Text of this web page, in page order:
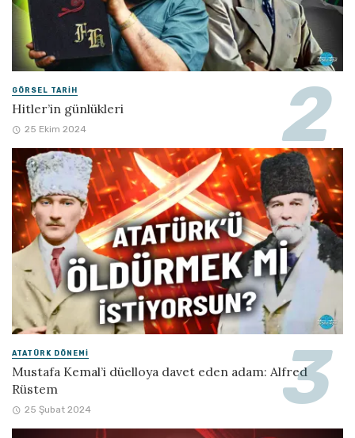
GÖRSEL TARIH
Hitler’in günlükleri
25 Ekim 2024
ATATÜRK DÖNEMI
Mustafa Kemal’i düelloya davet eden adam: Alfred
Rüstem
25 Şubat 2024